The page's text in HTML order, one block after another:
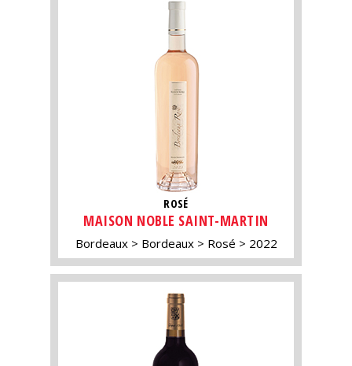
ROSÉ
MAISON NOBLE SAINT-MARTIN
Bordeaux Bordeaux Rosé 2022